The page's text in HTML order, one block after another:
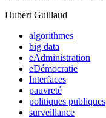
Hubert Guillaud
algorithmes
big data
eAdministration
eDémocratie
Interfaces
pauvreté
politiques publiques
surveillance